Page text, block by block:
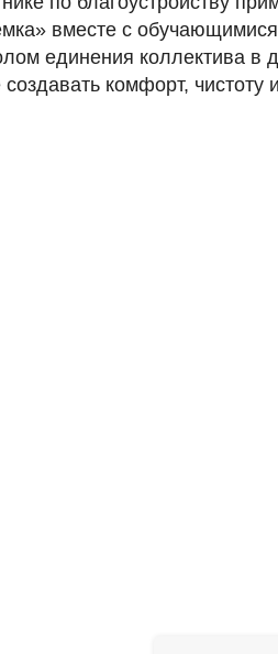
вместе с
единения коллектива в
комфорт, чистоту